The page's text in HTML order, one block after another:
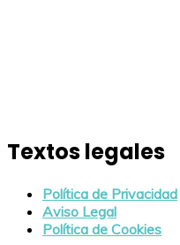
Textos legales
Política de Privacidad
Aviso Legal
Política de Cookies